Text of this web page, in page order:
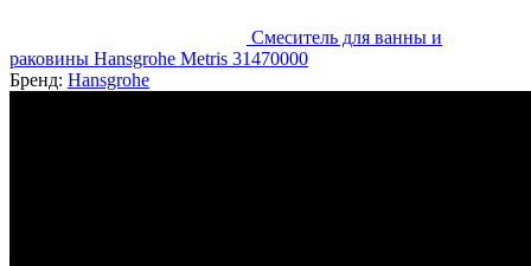
Смеситель для ванны и
раковины Hansgrohe Metris 31470000
Бренд: Hansgrohe